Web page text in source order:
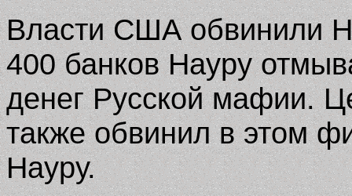
Власти США обвинили
400 банков Науру
денег Русской мафии.
также обвинил в этом
Науру.